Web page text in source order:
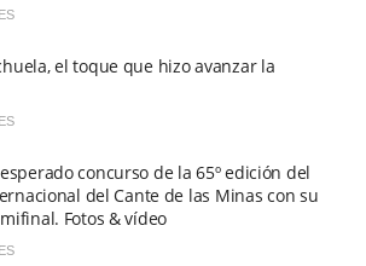
el toque que hizo avanzar la
concurso de la 65º edición del
del Cante de las Minas con su
Fotos & vídeo